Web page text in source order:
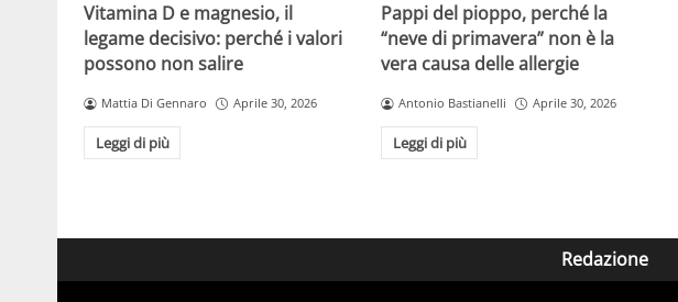
Vitamina D e magnesio, il
legame decisivo: perché i valori
possono non salire
Mattia Di Gennaro Aprile 30, 2026
Leggi di più
Pappi del pioppo, perché la
“neve di primavera” non è la
vera causa delle allergie
Antonio Bastianelli Aprile 30, 2026
Leggi di più
Redazione